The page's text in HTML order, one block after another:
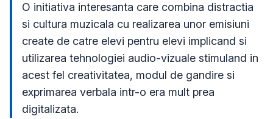
O initiativa interesanta care combina distractia
si cultura muzicala cu realizarea unor emisiuni
create de catre elevi pentru elevi implicand si
utilizarea tehnologiei audio-vizuale stimuland in
acest fel creativitatea, modul de gandire si
exprimarea verbala intr-o era mult prea
digitalizata.